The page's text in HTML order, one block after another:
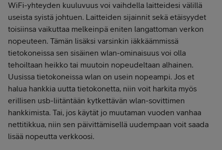
WiFi-yhteyden kuuluvuus voi vaihdella laitteidesi välillä
useista syistä johtuen. Laitteiden sijainnit sekä etäisyydet
toisiinsa vaikuttaa melkeinpä eniten langattoman verkon
nopeuteen. Tämän lisäksi varsinkin iäkkäämmissä
tietokoneissa sen sisäinen wlan-ominaisuus voi olla
tehoiltaan heikko tai muutoin nopeudeltaan alhainen.
Uusissa tietokoneissa wlan on usein nopeampi. Jos et
halua hankkia uutta tietokonetta, niin voit harkita myös
erillisen usb-liitäntään kytkettävän wlan-sovittimen
hankkimista. Tai, jos käytät jo muutaman vuoden vanhaa
nettitikkua, niin sen päivittämisellä uudempaan voit saada
lisää nopeutta verkkoosi.